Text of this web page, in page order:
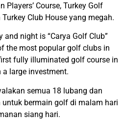
Players’ Course, Turkey Golf
Club House yang megah.
night is “Carya Golf Club”
the most popular golf clubs in
fully illuminated golf course in
a large investment.
semua 18 lubang dan
bermain golf di malam hari
siang hari.